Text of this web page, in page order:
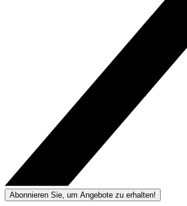
Abonnieren Sie, um Angebote zu erhalten!